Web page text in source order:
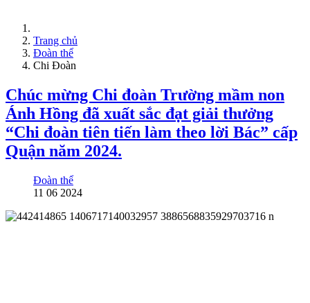
Trang chủ
Đoàn thể
Chi Đoàn
Chúc mừng Chi đoàn Trường mầm non
Ánh Hồng đã xuất sắc đạt giải thưởng
“Chi đoàn tiên tiến làm theo lời Bác” cấp
Quận năm 2024.
Đoàn thể
11 06 2024